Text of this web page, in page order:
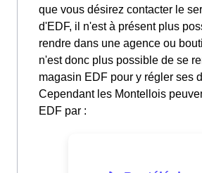
que vous désirez contacter le
d'EDF, il n'est à présent plus
rendre dans une agence ou
n'est donc plus possible de se
magasin EDF pour y régler ses
Cependant les Montellois
EDF par :